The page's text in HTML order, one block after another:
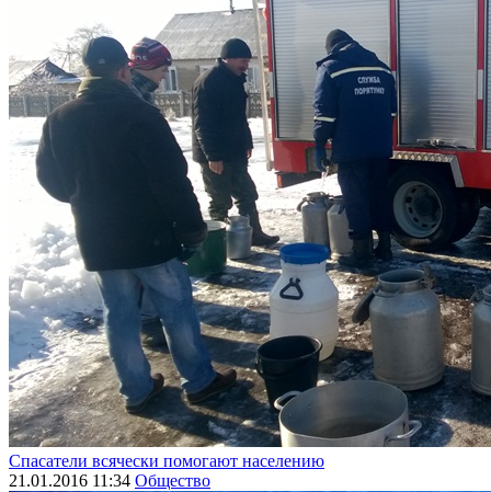
Спасатели всячески помогают населению
21.01.2016 11:34 Общество